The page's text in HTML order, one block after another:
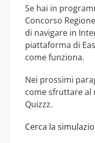
Se hai in
Concorso
di navigare in
piattaforma di
come funziona.
Nei prossimi
come sfruttare al
Quizzz.
Cerca la